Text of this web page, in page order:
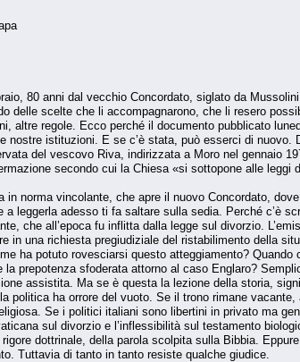
80 anni dal vecchio Concordato, siglato da
delle scelte che li accompagnarono, che li resero
altre regole. Ecco perché il documento pubblicato
nostre istituzioni. E se c’è stata, può esserci di
del vescovo Riva, indirizzata a Moro nel gennaio
secondo cui la Chiesa «si sottopone alle leggi
in norma vincolante, che apre il nuovo Concordato,
a leggerla adesso ti fa saltare sulla sedia. Perché c’è
che all’epoca fu inflitta dalla legge sul divorzio.
in una richiesta pregiudiziale del ristabilimento della
ha potuto rovesciarsi questo atteggiamento?
la prepotenza sfoderata attorno al caso Englaro?
assistita. Ma se è questa la lezione della storia,
politica ha orrore del vuoto. Se il trono rimane
Se i politici italiani sono libertini in privato ma
sul divorzio e l’inflessibilità sul testamento
rigore dottrinale, della parola scolpita sulla Bibbia.
Tuttavia di tanto in tanto resiste qualche giudice.